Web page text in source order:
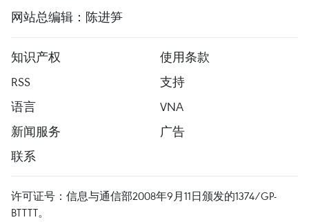
网站总编辑：陈进笋
知识产权
使用条款
RSS
支持
语言
VNA
新闻服务
广告
联系
许可证号：信息与通信部2008年9月11日颁发的1374/GP-
BTTTT。